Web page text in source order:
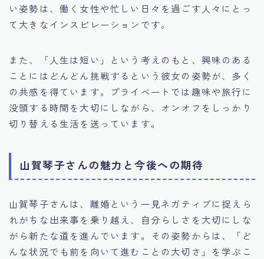
い姿勢は、働く女性や忙しい日々を過ごす人々にとっ
て大きなインスピレーションです。
また、「人生は短い」という考えのもと、興味のある
ことにはどんどん挑戦するという彼女の姿勢が、多く
の共感を得ています。プライベートでは趣味や旅行に
没頭する時間を大切にしながら、オンオフをしっかり
切り替える生活を送っています。
山賀琴子さんの魅力と今後への期待
山賀琴子さんは、離婚という一見ネガティブに捉えら
れがちな出来事を乗り越え、自分らしさを大切にしな
がら新たな道を進んでいます。その姿勢からは、「ど
んな状況でも前を向いて進むことの大切さ」を学ぶこ